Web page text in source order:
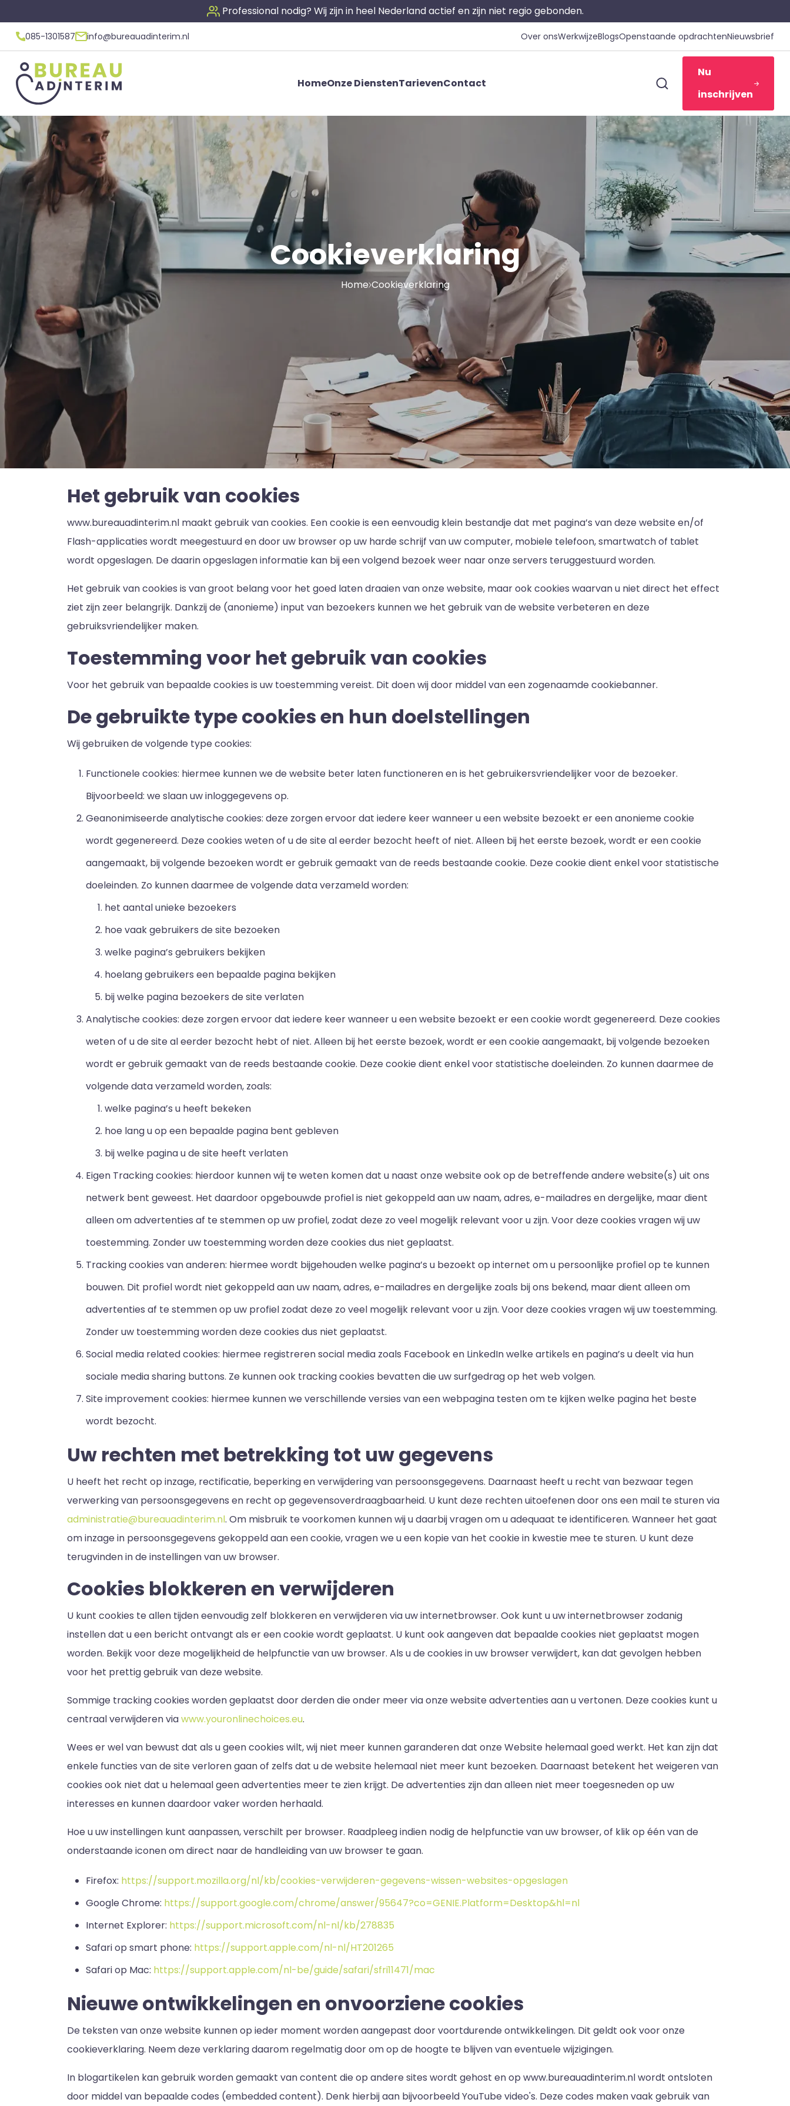
Professional nodig? Wij zijn in heel Nederland actief en zijn niet regio gebonden.
085-1301587 info@bureauadinterim.nl Over onsWerkwijzeBlogsOpenstaande opdrachtenNieuwsbrief
HomeOnze DienstenTarievenContact
Nu
inschrijven
Cookieverklaring
Home Cookieverklaring
Het gebruik van cookies
www.bureauadinterim.nl maakt gebruik van cookies. Een cookie is een eenvoudig klein bestandje dat met pagina’s van deze website en/of
Flash-applicaties wordt meegestuurd en door uw browser op uw harde schrijf van uw computer, mobiele telefoon, smartwatch of tablet
wordt opgeslagen. De daarin opgeslagen informatie kan bij een volgend bezoek weer naar onze servers teruggestuurd worden.
Het gebruik van cookies is van groot belang voor het goed laten draaien van onze website, maar ook cookies waarvan u niet direct het effect
ziet zijn zeer belangrijk. Dankzij de (anonieme) input van bezoekers kunnen we het gebruik van de website verbeteren en deze
gebruiksvriendelijker maken.
Toestemming voor het gebruik van cookies
Voor het gebruik van bepaalde cookies is uw toestemming vereist. Dit doen wij door middel van een zogenaamde cookiebanner.
De gebruikte type cookies en hun doelstellingen
Wij gebruiken de volgende type cookies:
Functionele cookies: hiermee kunnen we de website beter laten functioneren en is het gebruikersvriendelijker voor de bezoeker.
Bijvoorbeeld: we slaan uw inloggegevens op.
Geanonimiseerde analytische cookies: deze zorgen ervoor dat iedere keer wanneer u een website bezoekt er een anonieme cookie
wordt gegenereerd. Deze cookies weten of u de site al eerder bezocht heeft of niet. Alleen bij het eerste bezoek, wordt er een cookie
aangemaakt, bij volgende bezoeken wordt er gebruik gemaakt van de reeds bestaande cookie. Deze cookie dient enkel voor statistische
doeleinden. Zo kunnen daarmee de volgende data verzameld worden:
het aantal unieke bezoekers
hoe vaak gebruikers de site bezoeken
welke pagina’s gebruikers bekijken
hoelang gebruikers een bepaalde pagina bekijken
bij welke pagina bezoekers de site verlaten
Analytische cookies: deze zorgen ervoor dat iedere keer wanneer u een website bezoekt er een cookie wordt gegenereerd. Deze cookies
weten of u de site al eerder bezocht hebt of niet. Alleen bij het eerste bezoek, wordt er een cookie aangemaakt, bij volgende bezoeken
wordt er gebruik gemaakt van de reeds bestaande cookie. Deze cookie dient enkel voor statistische doeleinden. Zo kunnen daarmee de
volgende data verzameld worden, zoals:
welke pagina’s u heeft bekeken
hoe lang u op een bepaalde pagina bent gebleven
bij welke pagina u de site heeft verlaten
Eigen Tracking cookies: hierdoor kunnen wij te weten komen dat u naast onze website ook op de betreffende andere website(s) uit ons
netwerk bent geweest. Het daardoor opgebouwde profiel is niet gekoppeld aan uw naam, adres, e-mailadres en dergelijke, maar dient
alleen om advertenties af te stemmen op uw profiel, zodat deze zo veel mogelijk relevant voor u zijn. Voor deze cookies vragen wij uw
toestemming. Zonder uw toestemming worden deze cookies dus niet geplaatst.
Tracking cookies van anderen: hiermee wordt bijgehouden welke pagina’s u bezoekt op internet om u persoonlijke profiel op te kunnen
bouwen. Dit profiel wordt niet gekoppeld aan uw naam, adres, e-mailadres en dergelijke zoals bij ons bekend, maar dient alleen om
advertenties af te stemmen op uw profiel zodat deze zo veel mogelijk relevant voor u zijn. Voor deze cookies vragen wij uw toestemming.
Zonder uw toestemming worden deze cookies dus niet geplaatst.
Social media related cookies: hiermee registreren social media zoals Facebook en LinkedIn welke artikels en pagina’s u deelt via hun
sociale media sharing buttons. Ze kunnen ook tracking cookies bevatten die uw surfgedrag op het web volgen.
Site improvement cookies: hiermee kunnen we verschillende versies van een webpagina testen om te kijken welke pagina het beste
wordt bezocht.
Uw rechten met betrekking tot uw gegevens
U heeft het recht op inzage, rectificatie, beperking en verwijdering van persoonsgegevens. Daarnaast heeft u recht van bezwaar tegen
verwerking van persoonsgegevens en recht op gegevensoverdraagbaarheid. U kunt deze rechten uitoefenen door ons een mail te sturen via
administratie@bureauadinterim.nl. Om misbruik te voorkomen kunnen wij u daarbij vragen om u adequaat te identificeren. Wanneer het gaat
om inzage in persoonsgegevens gekoppeld aan een cookie, vragen we u een kopie van het cookie in kwestie mee te sturen. U kunt deze
terugvinden in de instellingen van uw browser.
Cookies blokkeren en verwijderen
U kunt cookies te allen tijden eenvoudig zelf blokkeren en verwijderen via uw internetbrowser. Ook kunt u uw internetbrowser zodanig
instellen dat u een bericht ontvangt als er een cookie wordt geplaatst. U kunt ook aangeven dat bepaalde cookies niet geplaatst mogen
worden. Bekijk voor deze mogelijkheid de helpfunctie van uw browser. Als u de cookies in uw browser verwijdert, kan dat gevolgen hebben
voor het prettig gebruik van deze website.
Sommige tracking cookies worden geplaatst door derden die onder meer via onze website advertenties aan u vertonen. Deze cookies kunt u
centraal verwijderen viawww.youronlinechoices.eu.
Wees er wel van bewust dat als u geen cookies wilt, wij niet meer kunnen garanderen dat onze Website helemaal goed werkt. Het kan zijn dat
enkele functies van de site verloren gaan of zelfs dat u de website helemaal niet meer kunt bezoeken. Daarnaast betekent het weigeren van
cookies ook niet dat u helemaal geen advertenties meer te zien krijgt. De advertenties zijn dan alleen niet meer toegesneden op uw
interesses en kunnen daardoor vaker worden herhaald.
Hoe u uw instellingen kunt aanpassen, verschilt per browser. Raadpleeg indien nodig de helpfunctie van uw browser, of klik op één van de
onderstaande iconen om direct naar de handleiding van uw browser te gaan.
Firefox: https://support.mozilla.org/nl/kb/cookies-verwijderen-gegevens-wissen-websites-opgeslagen
Google Chrome: https://support.google.com/chrome/answer/95647?co=GENIE.Platform=Desktop&hl=nl
Internet Explorer: https://support.microsoft.com/nl-nl/kb/278835
Safari op smart phone: https://support.apple.com/nl-nl/HT201265
Safari op Mac: https://support.apple.com/nl-be/guide/safari/sfri11471/mac
Nieuwe ontwikkelingen en onvoorziene cookies
De teksten van onze website kunnen op ieder moment worden aangepast door voortdurende ontwikkelingen. Dit geldt ook voor onze
cookieverklaring. Neem deze verklaring daarom regelmatig door om op de hoogte te blijven van eventuele wijzigingen.
In blogartikelen kan gebruik worden gemaakt van content die op andere sites wordt gehost en op www.bureauadinterim.nl wordt ontsloten
door middel van bepaalde codes (embedded content). Denk hierbij aan bijvoorbeeld YouTube video's. Deze codes maken vaak gebruik van